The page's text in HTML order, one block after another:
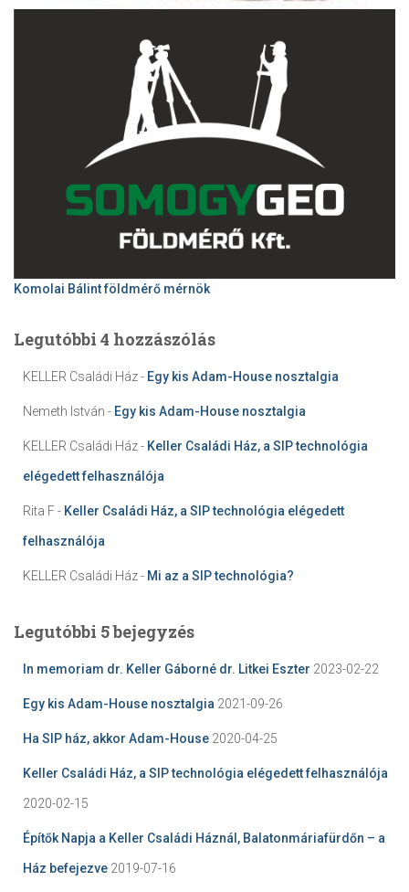
Komolai Bálint földmérő mérnök
Legutóbbi 4 hozzászólás
KELLER Családi Ház- Egy kis Adam-House nosztalgia
Nemeth István - Egy kis Adam-House nosztalgia
KELLER Családi Ház- Keller Családi Ház, a SIP technológia
elégedett felhasználója
Rita F- Keller Családi Ház, a SIP technológia elégedett
felhasználója
KELLER Családi Ház- Mi az a SIP technológia?
Legutóbbi 5 bejegyzés
In memoriam dr. Keller Gáborné dr. Litkei Eszter 2023-02-22
Egy kis Adam-House nosztalgia 2021-09-26
Ha SIP ház, akkor Adam-House 2020-04-25
Keller Családi Ház, a SIP technológia elégedett felhasználója
2020-02-15
Építők Napja a Keller Családi Háznál, Balatonmáriafürdőn – a
Ház befejezve 2019-07-16